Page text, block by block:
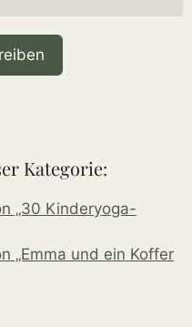
Kategorie:
„30 Kinderyoga-
„Emma und ein Koffer